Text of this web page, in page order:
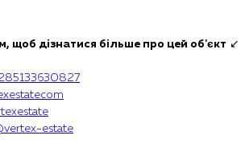
щоб дізнатися більше про цей об'єкт ↙️
estate